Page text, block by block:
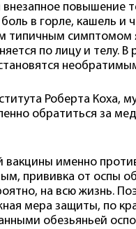
повышение
в горле, кашель и
типичным симптомом
по лицу и телу. В
Роберта Коха,
обратиться за
вакцины именно
прививка от оспы
на всю жизнь.
мера защиты, по
обезьяньей